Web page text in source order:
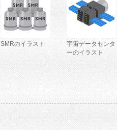
SMRのイラスト
宇宙データセンタ
ーのイラスト